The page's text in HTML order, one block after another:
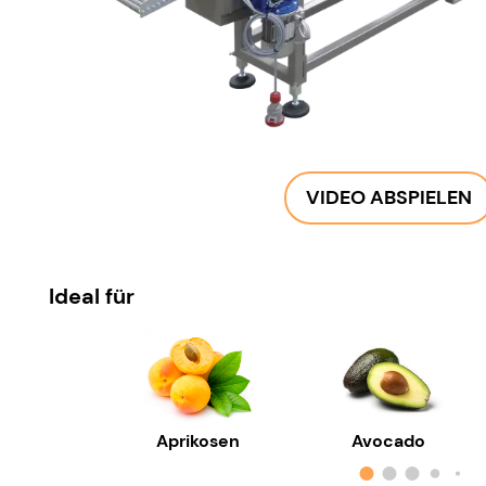
VIDEO ABSPIELEN
Ideal für
Aprikosen Avocado